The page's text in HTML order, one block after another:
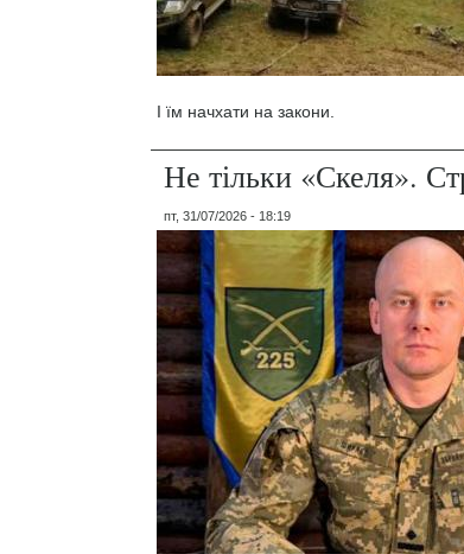
І їм начхати на закони.
Не тільки «Скеля».
пт, 31/07/2026 - 18:19